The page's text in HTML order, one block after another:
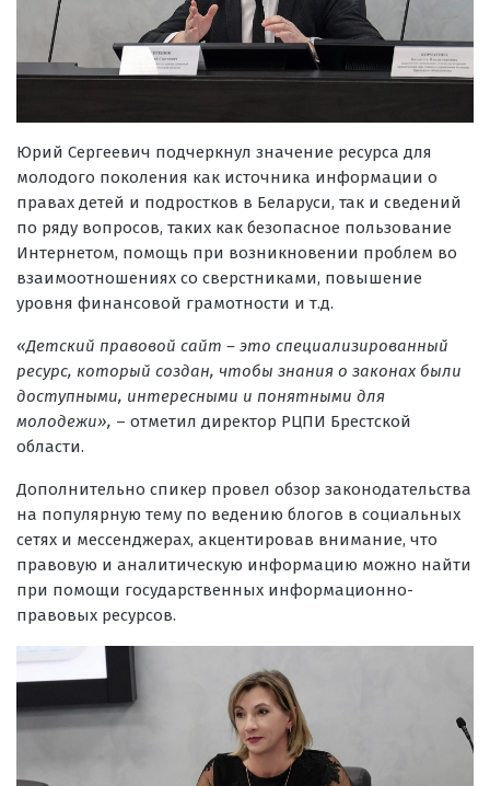
Юрий Сергеевич подчеркнул значение ресурса для
молодого поколения как источника информации о
правах детей и подростков в Беларуси, так и сведений
по ряду вопросов, таких как безопасное пользование
Интернетом, помощь при возникновении проблем во
взаимоотношениях со сверстниками, повышение
уровня финансовой грамотности и т.д.
«Детский правовой сайт – это специализированный
ресурс, который создан, чтобы знания о законах были
доступными, интересными и понятными для
молодежи», – отметил директор РЦПИ Брестской
области.
Дополнительно спикер провел обзор законодательства
на популярную тему по ведению блогов в социальных
сетях и мессенджерах, акцентировав внимание, что
правовую и аналитическую информацию можно найти
при помощи государственных информационно-
правовых ресурсов.